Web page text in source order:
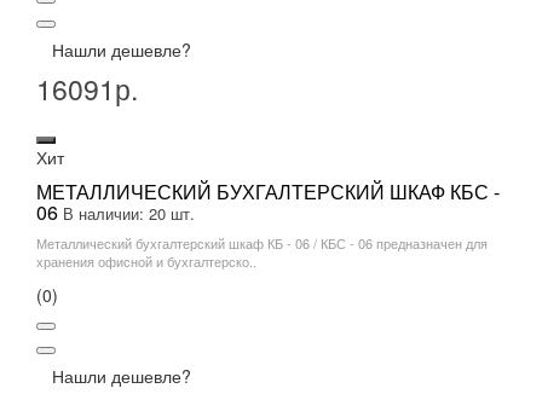
Нашли дешевле?
16091р.
Хит
МЕТАЛЛИЧЕСКИЙ БУХГАЛТЕРСКИЙ ШКАФ КБС -
06 В наличии: 20 шт.
Металлический бухгалтерский шкаф КБ - 06 / КБС - 06 предназначен для
хранения офисной и бухгалтерско..
(0)
Нашли дешевле?